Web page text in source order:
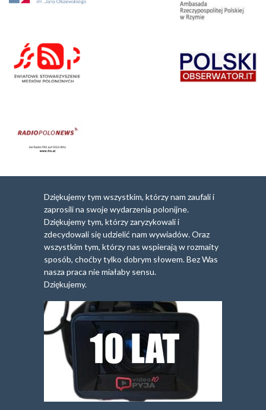
Dziękujemy tym wszystkim, którzy nam zaufali i
zaprosili na swoje wydarzenia polonijne.
Dziękujemy tym, którzy zaryzykowali i
zdecydowali się udzielić nam wywiadów. Oraz
wszystkim tym, którzy nas wspierają w rozmaity
sposób, choćby tylko dobrym słowem. Bez Was
nasza praca nie miałaby sensu.
Dziękujemy.